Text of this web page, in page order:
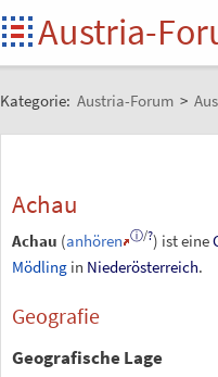
Austria-
Kategorie: Austria-Forum >
Achau
Achau (anhören ⓘ/?) ist eine
Mödlingin Niederösterreich.
Geografie
Geografische Lage